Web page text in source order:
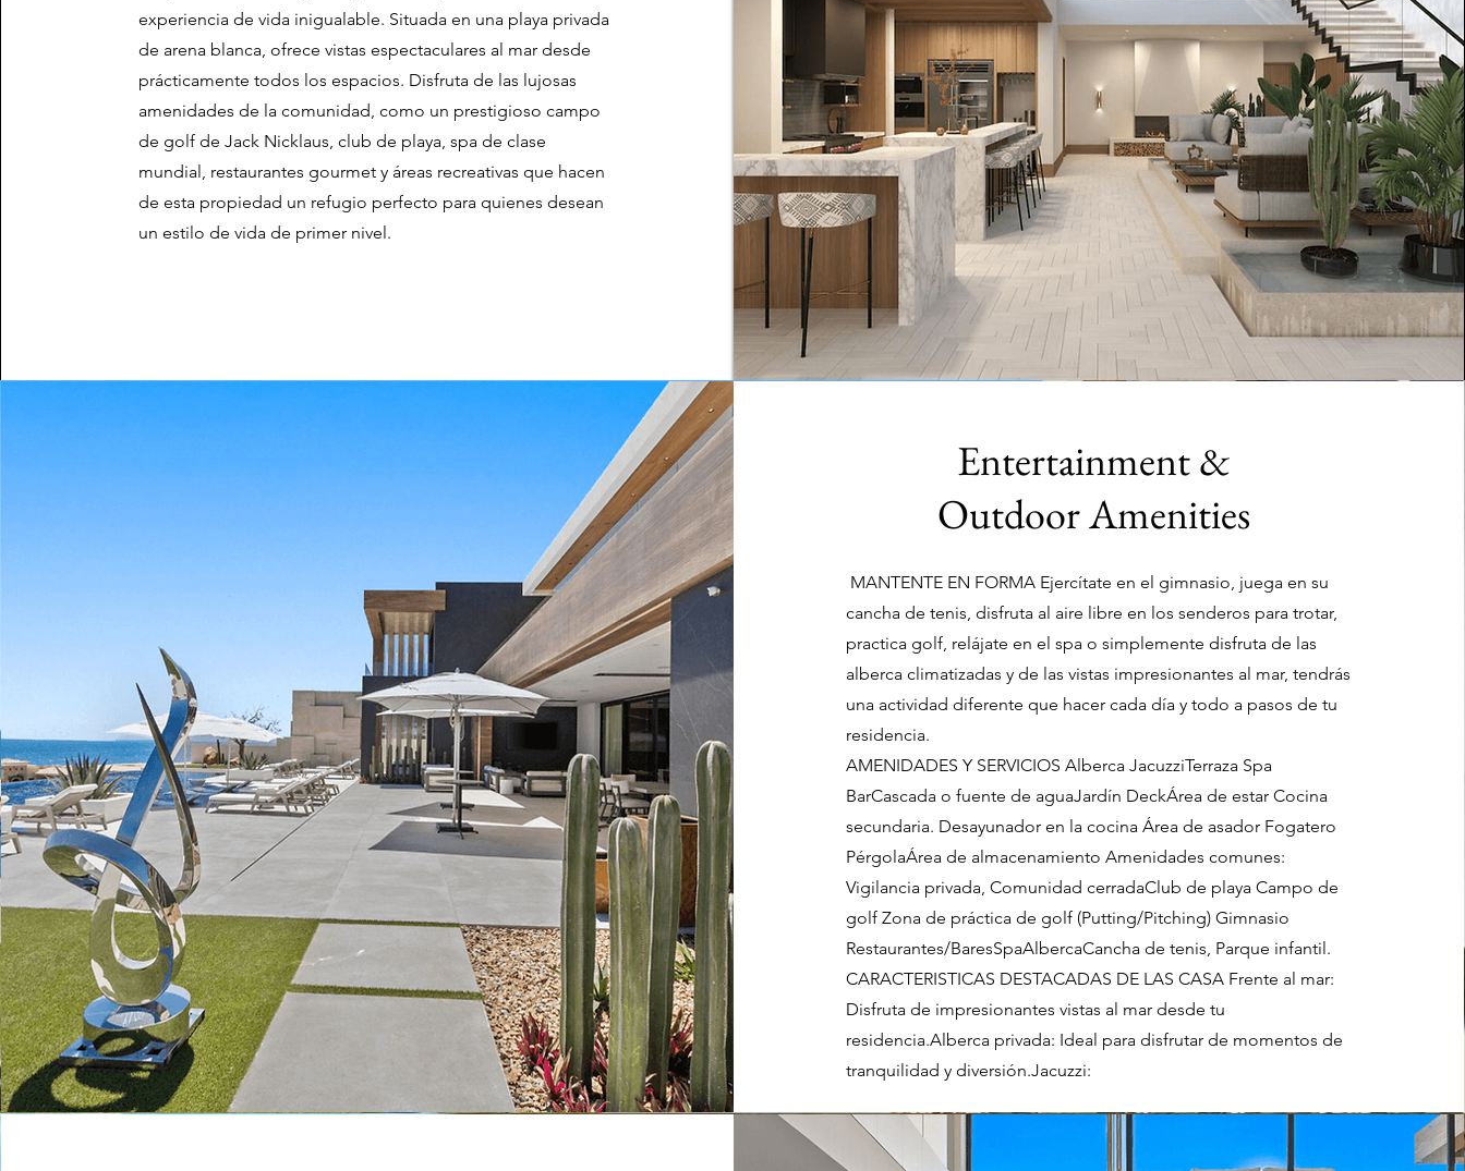
experiencia de vida inigualable. Situada en una playa privada
de arena blanca, ofrece vistas espectaculares al mar desde
prácticamente todos los espacios. Disfruta de las lujosas
amenidades de la comunidad, como un prestigioso campo
de golf de Jack Nicklaus, club de playa, spa de clase
mundial, restaurantes gourmet y áreas recreativas que hacen
de esta propiedad un refugio perfecto para quienes desean
un estilo de vida de primer nivel.
Entertainment &
Outdoor Amenities
MANTENTE EN FORMA Ejercítate en el gimnasio, juega en su
cancha de tenis, disfruta al aire libre en los senderos para trotar,
practica golf, relájate en el spa o simplemente disfruta de las
alberca climatizadas y de las vistas impresionantes al mar, tendrás
una actividad diferente que hacer cada día y todo a pasos de tu
residencia.
AMENIDADES Y SERVICIOS Alberca JacuzziTerraza Spa
BarCascada o fuente de aguaJardín DeckÁrea de estar Cocina
secundaria. Desayunador en la cocina Área de asador Fogatero
PérgolaÁrea de almacenamiento Amenidades comunes:
Vigilancia privada, Comunidad cerradaClub de playa Campo de
golf Zona de práctica de golf (Putting/Pitching) Gimnasio
Restaurantes/BaresSpaAlbercaCancha de tenis, Parque infantil.
CARACTERISTICAS DESTACADAS DE LAS CASA Frente al mar:
Disfruta de impresionantes vistas al mar desde tu
residencia.Alberca privada: Ideal para disfrutar de momentos de
tranquilidad y diversión.Jacuzzi: